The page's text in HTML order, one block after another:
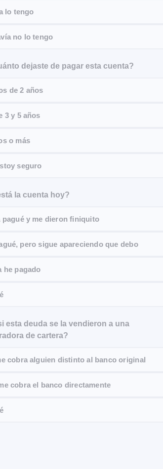
lo tengo
no lo tengo
dejaste de pagar esta cuenta?
de 2 años
3 y 5 años
o más
seguro
la cuenta hoy?
pagué y me dieron finiquito
pero sigue apareciendo que debo
he pagado
esta deuda se la vendieron a una
de cartera?
cobra alguien distinto al banco original
cobra el banco directamente